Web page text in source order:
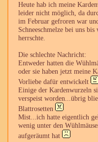
Heute hab ich meine
leider nicht möglich, da
im Februar gefroren war
Schneeschmelze bei uns
herrschte.
Die schlechte Nachricht:
Entweder hatten die
oder sie haben jetzt meine
Vorliebe dafür entwickelt
Einige der Kardenwurzeln
verspeist worden...übrig
Blattrosetten
Mist...ich hatte eigentlich
wenig unter den
aufgeräumt hat